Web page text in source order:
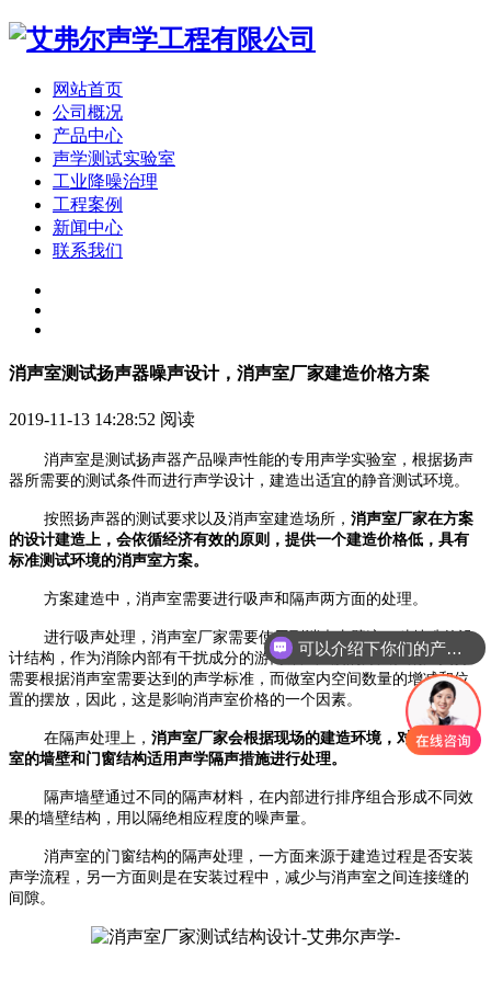
网站首页
公司概况
产品中心
声学测试实验室
工业降噪治理
工程案例
新闻中心
联系我们
消声室测试扬声器噪声设计，消声室厂家建造价格方案
2019-11-13 14:28:52 阅读
消声室是测试扬声器产品噪声性能的专用声学实验室，根据扬声
器所需要的测试条件而进行声学设计，建造出适宜的静音测试环境。
按照扬声器的测试要求以及消声室建造场所， 消声室厂家在方案
的设计建造上，会依循经济有效的原则，提供一个建造价格低，具有
标准测试环境的消声室方案。
方案建造中，消声室需要进行吸声和隔声两方面的处理。
进行吸声处理，消声室厂家需要使用到消声尖劈这一种特殊的设
计结构，作为消除内部有干扰成分的游离噪声声波的方法。消声尖劈
需要根据消声室需要达到的声学标准，而做室内空间数量的增减和位
置的摆放，因此，这是影响消声室价格的一个因素。
在隔声处理上， 消声室厂家会根据现场的建造环境，对建造消声
室的墙壁和门窗结构适用声学隔声措施进行处理。
隔声墙壁通过不同的隔声材料，在内部进行排序组合形成不同效
果的墙壁结构，用以隔绝相应程度的噪声量。
消声室的门窗结构的隔声处理，一方面来源于建造过程是否安装
声学流程，另一方面则是在安装过程中，减少与消声室之间连接缝的
间隙。
-
可以介绍下你们的产品么